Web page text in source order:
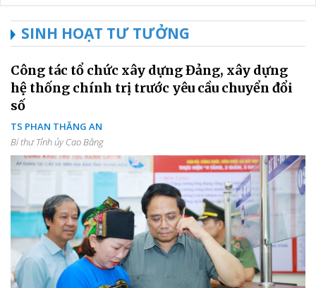
SINH HOẠT TƯ TƯỞNG
Công tác tổ chức xây dựng Đảng, xây dựng
hệ thống chính trị trước yêu cầu chuyển đổi
số
TS PHAN THĂNG AN
Bí thư Tỉnh ủy Cao Bằng